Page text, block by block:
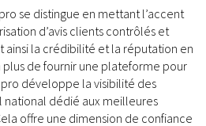
se distingue en mettant l’accent
d’avis clients contrôlés et
ainsi la crédibilité et la réputation en
plus de fournir une plateforme pour
pro développe la visibilité des
national dédié aux meilleures
offre une dimension de confiance